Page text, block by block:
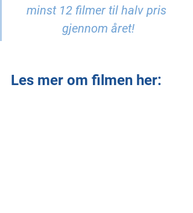
minst 12 filmer til halv pris
gjennom året!
Les mer om filmen her: